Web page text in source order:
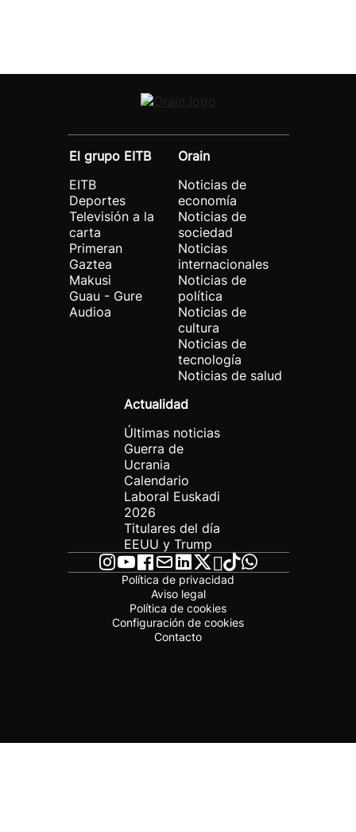
El grupo EITB
EITB
Deportes
Televisión a la
carta
Primeran
Gaztea
Makusi
Guau - Gure
Audioa
Orain
Noticias de
economía
Noticias de
sociedad
Noticias
internacionales
Noticias de
política
Noticias de
cultura
Noticias de
tecnología
Noticias de salud
Actualidad
Últimas noticias
Guerra de
Ucrania
Calendario
Laboral Euskadi
2026
Titulares del día
EEUU y Trump
Política de privacidad
Aviso legal
Política de cookies
Configuración de cookies
Contacto